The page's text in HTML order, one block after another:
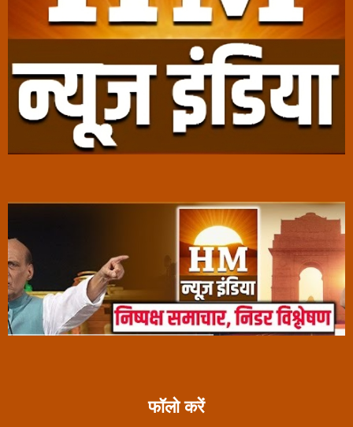
फॉलो करें